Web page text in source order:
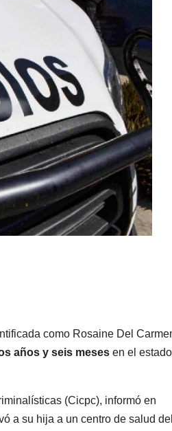
como Rosaine Del
años y seis meses en el estado
(Cicpc), informó en
a su hija a un centro de salud